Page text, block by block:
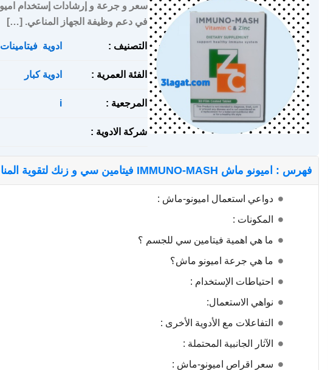
في دعم وظيفة الجهاز المناعي. […]
التصنيف : ادوية فيتامينات
الفئة العمرية : ادوية كبار
المرجعية : i
شركة الادوية :
فهرس : اميونو ماش IMMUNO-MASH فيتامين سي و زنك لتقوية المناعة
دواعي استعمال اميونو-ماش :
المكونات :
ما هي اهمية فيتامين سي للجسم ؟
ما هي جرعة اميونو ماش؟
احتياطات الإستخدام :
نواهي الاستعمال:
التفاعلات مع الأدوية الأخرى :
الآثار الجانبية المحتملة :
سعر اقراص اميونو-ماش :